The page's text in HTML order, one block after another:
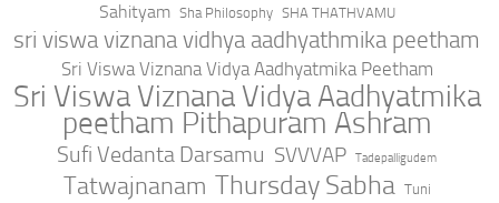
Sahityam Sha Philosophy SHA THATHVAMU
sri viswa viznana vidhya aadhyathmika peetham
Sri Viswa Viznana Vidya Aadhyatmika Peetham
Sri Viswa Viznana Vidya Aadhyatmika
peetham Pithapuram Ashram
Sufi Vedanta Darsamu SVVVAP Tadepalligudem
Tatwajnanam Thursday Sabha Tuni